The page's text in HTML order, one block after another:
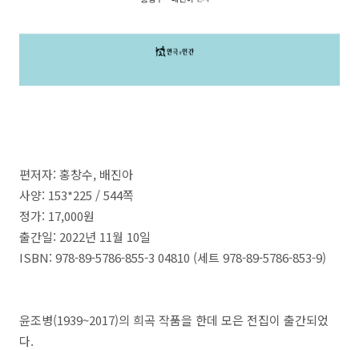
편저자: 홍창수, 배진아
사양: 153*225 /544쪽
정가: 17,000원
출간일: 2022년 11월 10일
ISBN: 978-89-5786-855-3 04810 (세트 978-89-5786-853-9)
윤조병(1939~2017)의 희곡 작품을 한데 모은 전집이 출간되었
다.